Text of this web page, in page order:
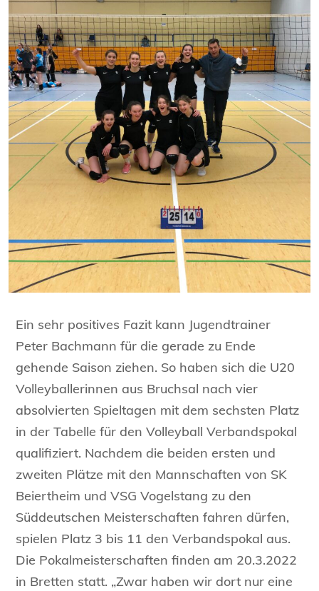
Ein sehr positives Fazit kann Jugendtrainer
Peter Bachmann für die gerade zu Ende
gehende Saison ziehen. So haben sich die U20
Volleyballerinnen aus Bruchsal nach vier
absolvierten Spieltagen mit dem sechsten Platz
in der Tabelle für den Volleyball Verbandspokal
qualifiziert. Nachdem die beiden ersten und
zweiten Plätze mit den Mannschaften von SK
Beiertheim und VSG Vogelstang zu den
Süddeutschen Meisterschaften fahren dürfen,
spielen Platz 3 bis 11 den Verbandspokal aus.
Die Pokalmeisterschaften finden am 20.3.2022
in Bretten statt. „Zwar haben wir dort nur eine